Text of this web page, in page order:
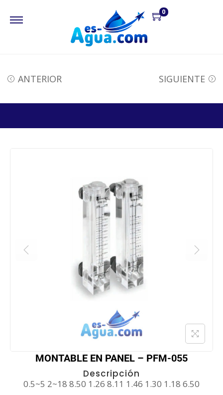
0
ANTERIOR SIGUIENTE
MONTABLE EN PANEL – PFM-055
Descripción
0.5~5 2~18 8.50 1.26 8.11 1.46 1.30 1.18 6.50